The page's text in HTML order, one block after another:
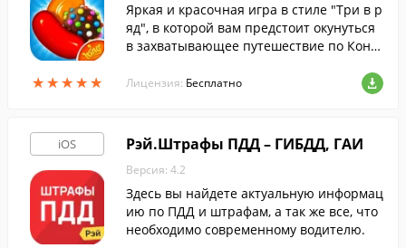
★★★★★
★★★★★
Яркая и красочная игра в стиле "Три в р
яд", в которой вам предстоит окунуться
в захватывающее путешествие по Конф
Лицензия: Бесплатно
iOS Рэй.Штрафы ПДД – ГИБДД, ГАИ
Версия: 4.2
Здесь вы найдете актуальную информац
ию по ПДД и штрафам, а так же все, что
необходимо современному водителю.